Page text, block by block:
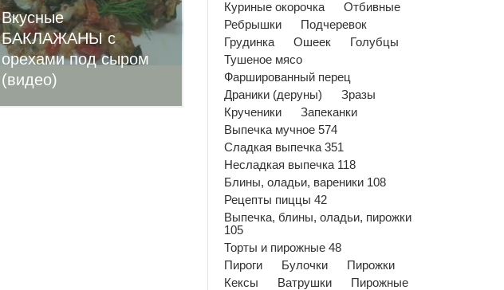
Вкусные
БАКЛАЖАНЫ с
орехами под сыром
(видео)
Куриные окорочка
Отбивные
Ребрышки
Подчеревок
Грудинка
Ошеек
Голубцы
Тушеное мясо
Фаршированный перец
Драники (деруны)
Зразы
Крученики
Запеканки
Выпечка мучное 574
Сладкая выпечка 351
Несладкая выпечка 118
Блины, оладьи, вареники 108
Рецепты пиццы 42
Выпечка, блины, оладьи, пирожки
105
Торты и пирожные 48
Пироги
Булочки
Пирожки
Кексы
Ватрушки
Пирожные